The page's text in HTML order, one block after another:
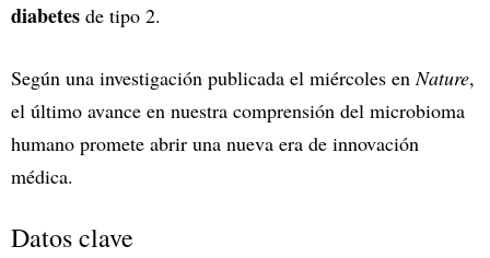
diabetes de tipo 2.
Según una investigación publicada el miércoles enNature,
el último avance en nuestra comprensión del microbioma
humano promete abrir una nueva era de innovación
médica.
Datos clave